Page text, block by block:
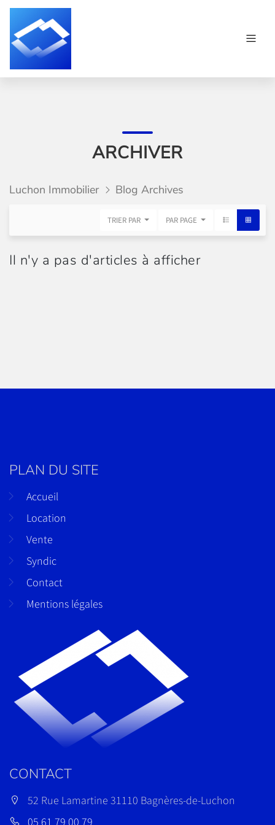
ARCHIVER
Luchon Immobilier Blog Archives
TRIER PAR PAR PAGE
Il n'y a pas d'articles à afficher
PLAN DU SITE
Accueil
Location
Vente
Syndic
Contact
Mentions légales
CONTACT
52 Rue Lamartine 31110 Bagnères-de-Luchon
05 61 79 00 79